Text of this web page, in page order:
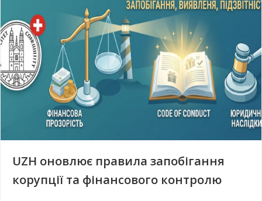
UZH оновлює правила запобігання
корупції та фінансового контролю